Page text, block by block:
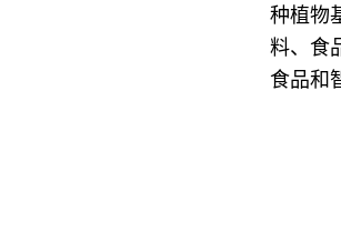
种植物
料、食
食品和